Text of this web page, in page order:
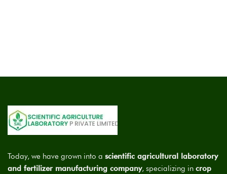
Today, we have grown into a scientific agricultural laboratory
and fertilizer manufacturing company, specializing in crop